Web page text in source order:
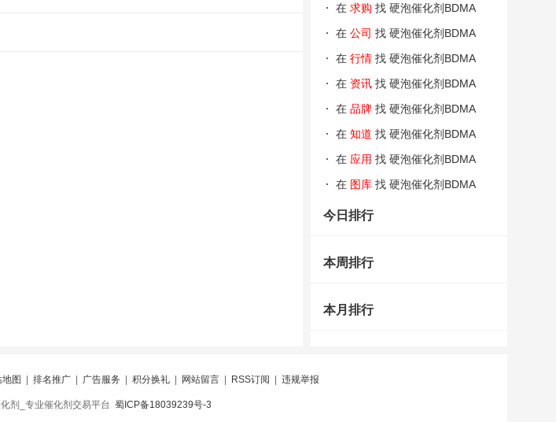
在 求购 找 硬泡催化剂BDMA
在 公司 找 硬泡催化剂BDMA
在 行情 找 硬泡催化剂BDMA
在 资讯 找 硬泡催化剂BDMA
在 品牌 找 硬泡催化剂BDMA
在 知道 找 硬泡催化剂BDMA
在 应用 找 硬泡催化剂BDMA
在 图库 找 硬泡催化剂BDMA
今日排行
本周排行
本月排行
地图 排名推广 广告服务 积分换礼 网站留言 RSS订阅 违规举报
剂_专业催化剂交易平台 蜀ICP备18039239号-3